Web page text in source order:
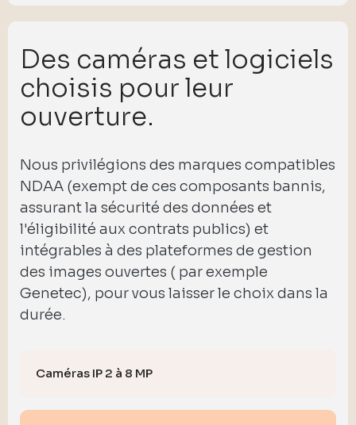
Des caméras et logiciels
choisis pour leur
ouverture.
Nous privilégions des marques compatibles
NDAA (exempt de ces composants bannis,
assurant la sécurité des données et
l'éligibilité aux contrats publics) et
intégrables à des plateformes de gestion
des images ouvertes ( par exemple
Genetec), pour vous laisser le choix dans la
durée.
Caméras IP 2 à 8 MP